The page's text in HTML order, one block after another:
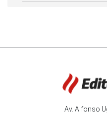
Av. Alfonso